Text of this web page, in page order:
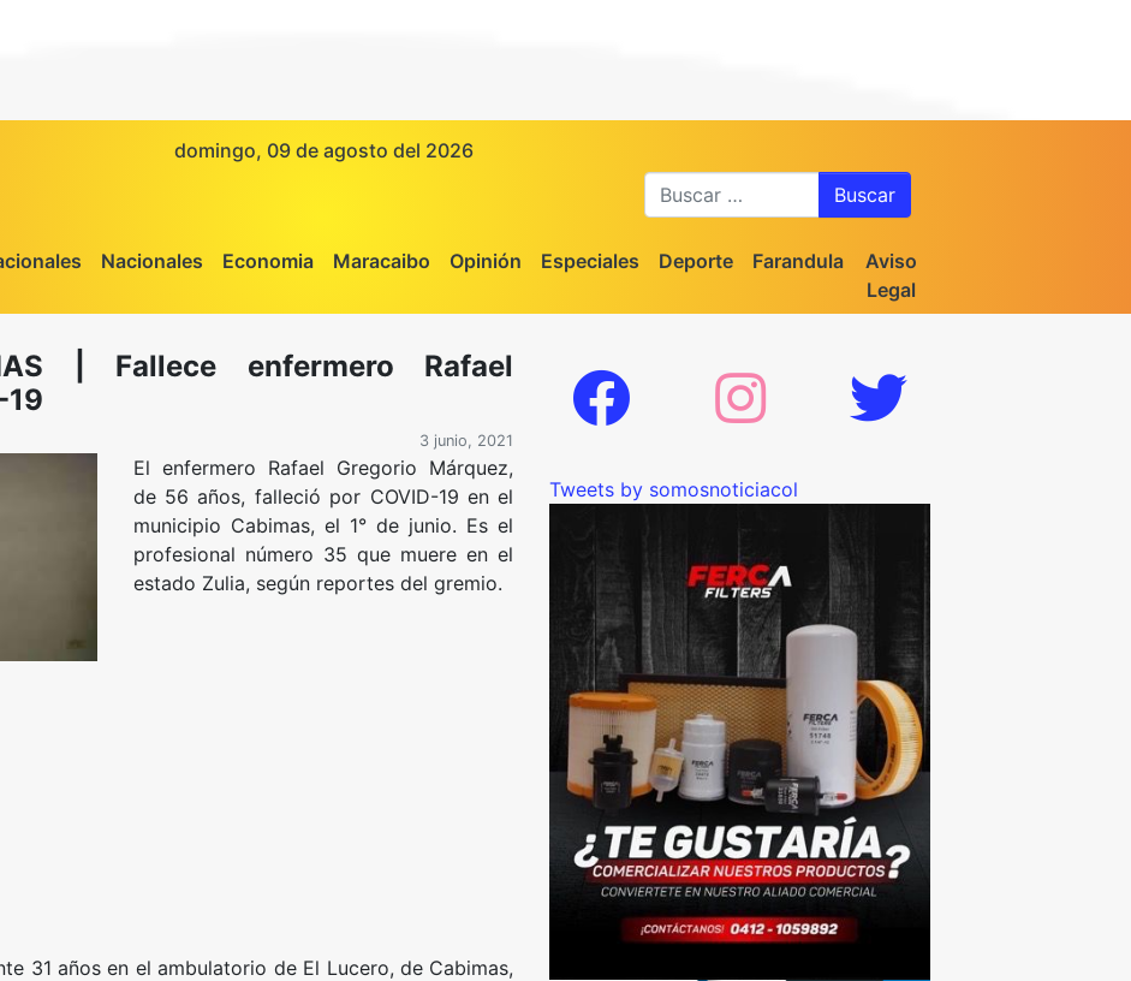
domingo, 09 de agosto del 2026
Nacionales Economia Maracaibo Opinión Especiales Deporte Farandula
Aviso
Legal
| Fallece enfermero Rafael
19
3 junio, 2021
El enfermero Rafael Gregorio Márquez,
de 56 años, falleció por COVID-19 en el
municipio Cabimas, el 1° de junio. Es el
profesional número 35 que muere en el
estado Zulia, según reportes del gremio.
31 años en el ambulatorio de El Lucero, de Cabimas,
Tweets by somosnoticiacol